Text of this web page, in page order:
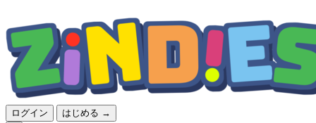
ログイン
はじめる →